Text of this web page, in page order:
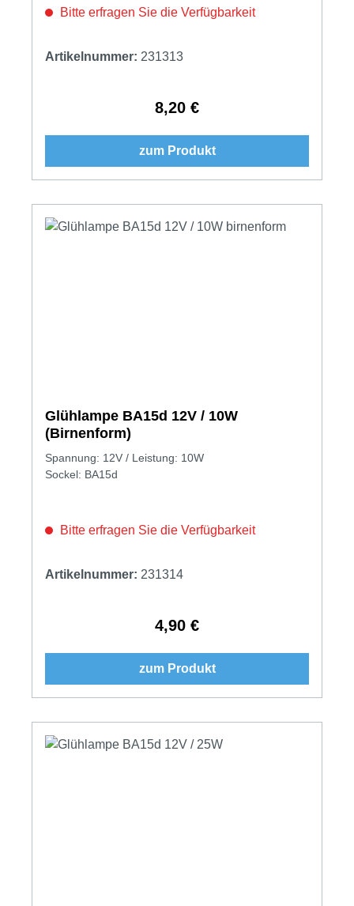
Bitte erfragen Sie die Verfügbarkeit
Artikelnummer: 231313
Regulärer Preis:
8,20 €
zum Produkt
Glühlampe BA15d 12V / 10W
(Birnenform)
Spannung: 12V / Leistung: 10W
Sockel: BA15d
Bitte erfragen Sie die Verfügbarkeit
Artikelnummer: 231314
Regulärer Preis:
4,90 €
zum Produkt